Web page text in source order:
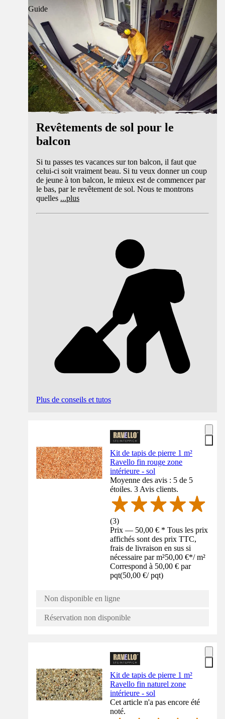
Guide
Revêtements de sol pour le
balcon
Si tu passes tes vacances sur ton balcon, il faut que
celui-ci soit vraiment beau. Si tu veux donner un coup
de jeune à ton balcon, le mieux est de commencer par
le bas, par le revêtement de sol. Nous te montrons
quelles ...plus
Plus de conseils et tutos
Kit de tapis de pierre 1 m²
Ravello fin rouge zone
intérieure - sol
Moyenne des avis : 5 de 5
étoiles. 3 Avis clients.
(3)
Prix — 50,00 € * Tous les prix
affichés sont des prix TTC,
frais de livraison en sus si
nécessaire par m²50,00 €*/ m²
Correspond à 50,00 € par
pqt(50,00 €/ pqt)
Non disponible en ligne
Réservation non disponible
Kit de tapis de pierre 1 m²
Ravello fin naturel zone
intérieure - sol
Cet article n'a pas encore été
noté.